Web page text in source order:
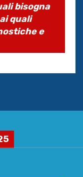
bisogna
quali
e